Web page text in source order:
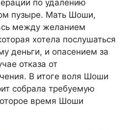
по удалению
пузыре. Мать Шоши,
между желанием
хотела послушаться
деньги, и опасением за
отказа от
В итоге воля Шоши
собрала требуемую
время Шоши